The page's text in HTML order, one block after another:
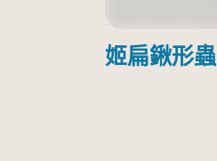
姬扁鍬形蟲